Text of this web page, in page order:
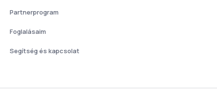
Partnerprogram
Foglalásaim
Segítség és kapcsolat